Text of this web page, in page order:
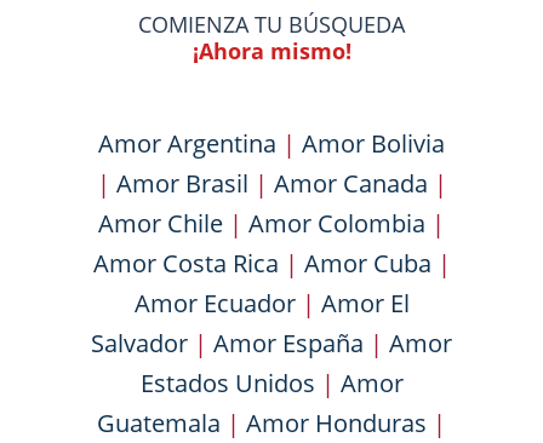
COMIENZA TU BÚSQUEDA
¡Ahora mismo!
Amor Argentina | Amor Bolivia
| Amor Brasil | Amor Canada |
Amor Chile | Amor Colombia |
Amor Costa Rica | Amor Cuba |
Amor Ecuador| Amor El
Salvador | Amor España | Amor
Estados Unidos | Amor
Guatemala | Amor Honduras |